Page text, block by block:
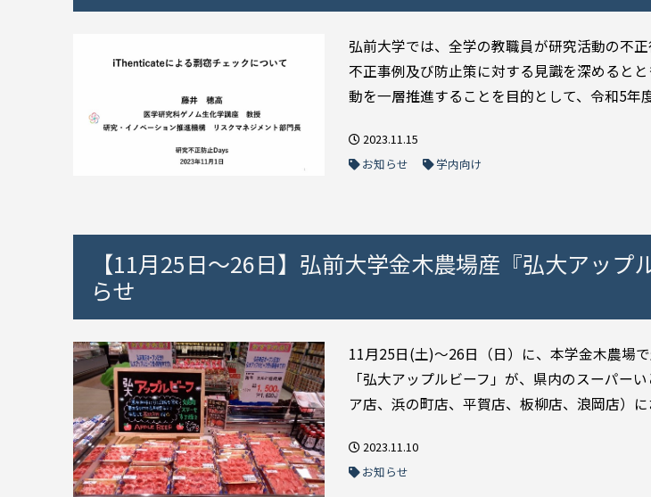
弘前大学では、全学の教職員が研究活動の不
不正事例及び防止策に対する見識を深めると
動を一層推進することを目的として、令和5年
2023.11.15
お知らせ
学内向け
【11月25日～26日】弘前大学金木農場産『弘大アップ
らせ
11月25日(土)～26日（日）に、本学金木農場
「弘大アップルビーフ」が、県内のスーパー
ア店、浜の町店、平賀店、板柳店、浪岡店）に
2023.11.10
お知らせ